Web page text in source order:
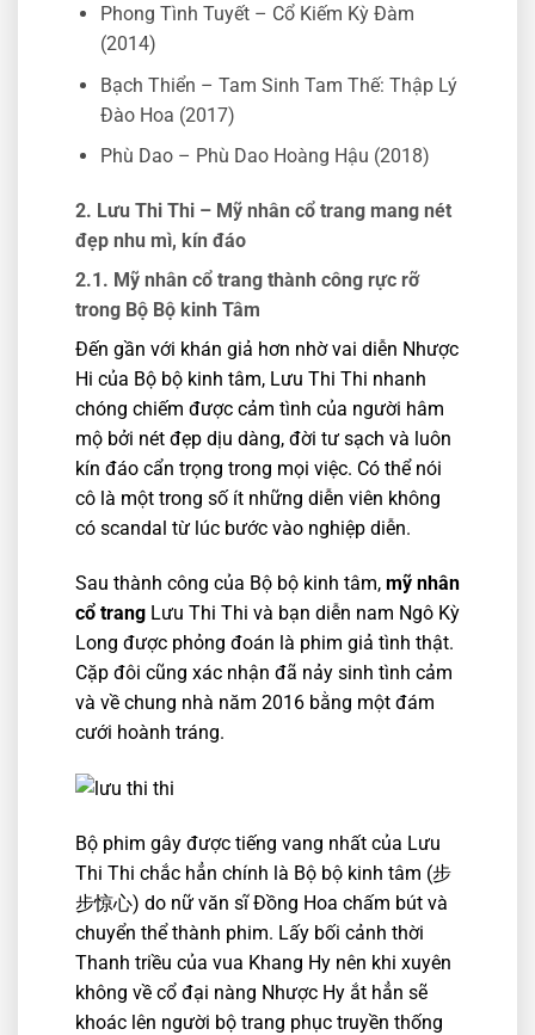
Phong Tình Tuyết – Cổ Kiếm Kỳ Đàm
(2014)
Bạch Thiển – Tam Sinh Tam Thế: Thập Lý
Đào Hoa (2017)
Phù Dao – Phù Dao Hoàng Hậu (2018)
2. Lưu Thi Thi – Mỹ nhân cổ trang mang nét
đẹp nhu mì, kín đáo
2.1. Mỹ nhân cổ trang thành công rực rỡ
trong Bộ Bộ kinh Tâm
Đến gần với khán giả hơn nhờ vai diễn Nhược
Hi của Bộ bộ kinh tâm, Lưu Thi Thi nhanh
chóng chiếm được cảm tình của người hâm
mộ bởi nét đẹp dịu dàng, đời tư sạch và luôn
kín đáo cẩn trọng trong mọi việc. Có thể nói
cô là một trong số ít những diễn viên không
có scandal từ lúc bước vào nghiệp diễn.
Sau thành công của Bộ bộ kinh tâm, mỹ nhân
cổ trang Lưu Thi Thi và bạn diễn nam Ngô Kỳ
Long được phỏng đoán là phim giả tình thật.
Cặp đôi cũng xác nhận đã nảy sinh tình cảm
và về chung nhà năm 2016 bằng một đám
cưới hoành tráng.
Bộ phim gây được tiếng vang nhất của Lưu
Thi Thi chắc hẳn chính là Bộ bộ kinh tâm (步
步惊心) do nữ văn sĩ Đồng Hoa chấm bút và
chuyển thể thành phim. Lấy bối cảnh thời
Thanh triều của vua Khang Hy nên khi xuyên
không về cổ đại nàng Nhược Hy ắt hẳn sẽ
khoác lên người bộ trang phục truyền thống